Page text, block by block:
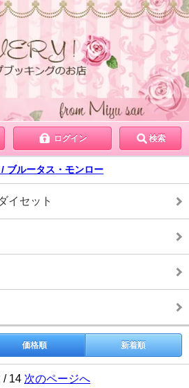
ログイン 検索
ルータス・モンロー
イセット
価格順 新着順
/ 14 次のページへ